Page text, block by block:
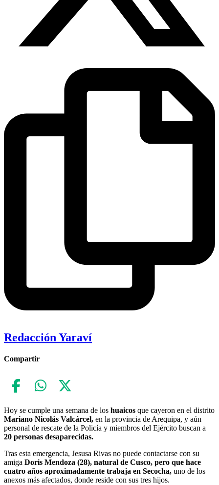
Redacción Yaraví
Compartir
Hoy se cumple una semana de los huaicos que cayeron en el distrito
Mariano Nicolás Valcárcel, en la provincia de Arequipa, y aún
personal de rescate de la Policía y miembros del Ejército buscan a
20 personas desaparecidas.
Tras esta emergencia, Jesusa Rivas no puede contactarse con su
amiga Doris Mendoza (28), natural de Cusco, pero que hace
cuatro años aproximadamente trabaja en Secocha, uno de los
anexos más afectados, donde reside con sus tres hijos.